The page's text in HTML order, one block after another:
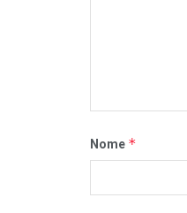
Nome *